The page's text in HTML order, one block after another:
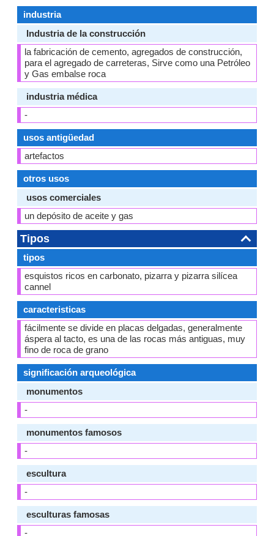
industria
Industria de la construcción
la fabricación de cemento, agregados de construcción,
para el agregado de carreteras, Sirve como una Petróleo
y Gas embalse roca
industria médica
-
usos antigüedad
artefactos
otros usos
usos comerciales
un depósito de aceite y gas
Tipos
tipos
esquistos ricos en carbonato, pizarra y pizarra silícea
cannel
caracteristicas
fácilmente se divide en placas delgadas, generalmente
áspera al tacto, es una de las rocas más antiguas, muy
fino de roca de grano
significación arqueológica
monumentos
-
monumentos famosos
-
escultura
-
esculturas famosas
-